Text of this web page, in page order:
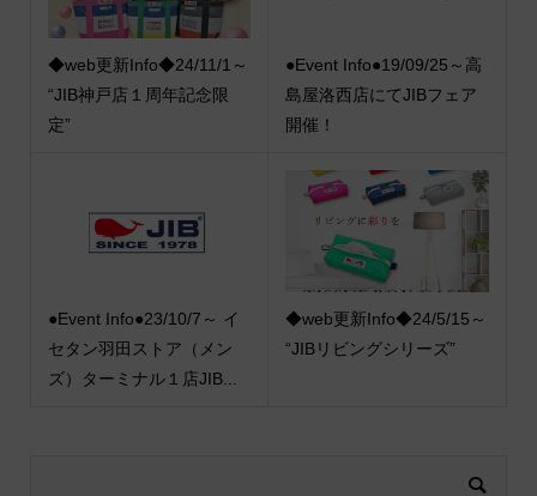
◆web更新Info◆24/11/1～
“JIB神戸店１周年記念限
定”
●Event Info●19/09/25～高
島屋洛西店にてJIBフェア
開催！
●Event Info●23/10/7～ イ
セタン羽田ストア（メン
ズ）ターミナル１店JIB...
◆web更新Info◆24/5/15～
“JIBリビングシリーズ”